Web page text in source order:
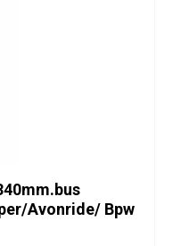
Avonride/ Bpw